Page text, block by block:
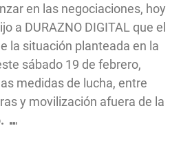
en las negociaciones, hoy
a DURAZNO DIGITAL que el
la situación planteada en la
sábado 19 de febrero,
medidas de lucha, entre
y movilización afuera de la
⑉